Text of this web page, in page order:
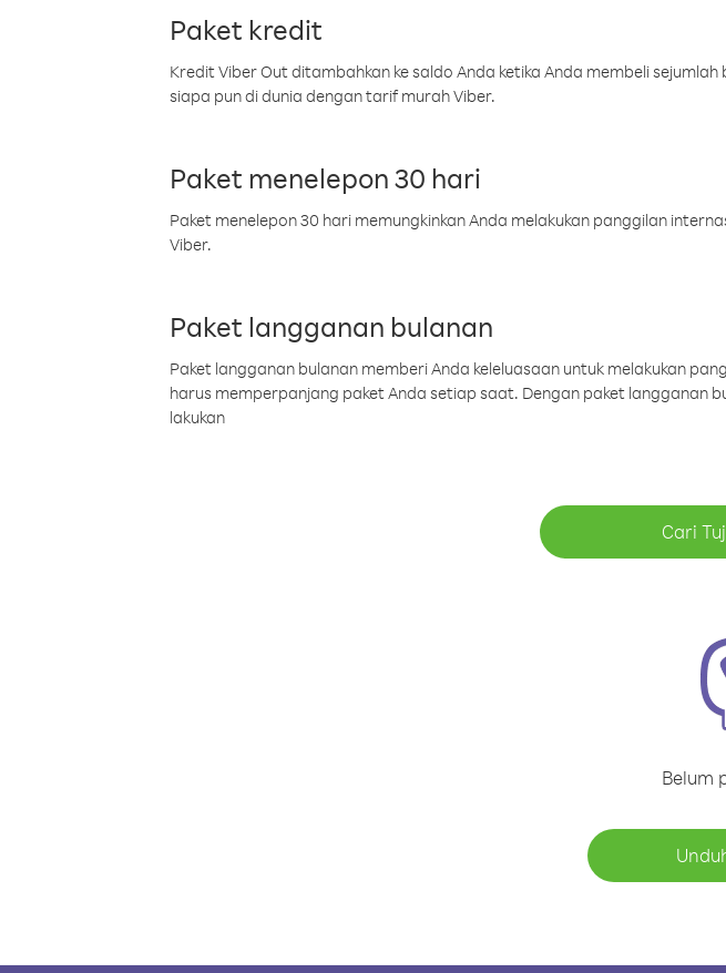
Paket kredit
Kredit Viber Out ditambahkan ke saldo Anda ketika Anda membeli
siapa pun di dunia dengan tarif murah Viber.
Paket menelepon 30 hari
Paket menelepon 30 hari memungkinkan Anda melakukan panggilan
Viber.
Paket langganan bulanan
Paket langganan bulanan memberi Anda keleluasaan untuk melakukan
harus memperpanjang paket Anda setiap saat. Dengan paket langganan
lakukan
Cari
Belum